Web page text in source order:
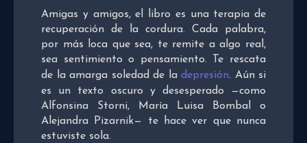
Amigas y amigos, el libro es una terapia de
recuperación de la cordura. Cada palabra,
por más loca que sea, te remite a algo real,
sea sentimiento o pensamiento. Te rescata
de la amarga soledad de la depresión. Aún si
es un texto oscuro y desesperado —como
Alfonsina Storni, María Luisa Bombal o
Alejandra Pizarnik— te hace ver que nunca
estuviste sola.